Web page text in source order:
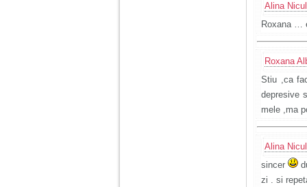
Alina
Roxana …
Roxana
Stiu ,ca
depresive
mele ,ma
Alina
sincer
zi . si